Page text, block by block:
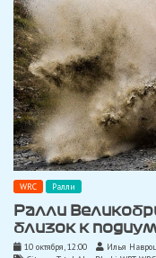
WRC Ралли
Ралли
близок к
10 октября, 12:00
Илья